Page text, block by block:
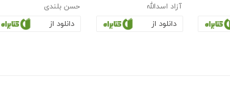
آزاد اسدالله
دانلود از
حسن بلندی
دانلود از